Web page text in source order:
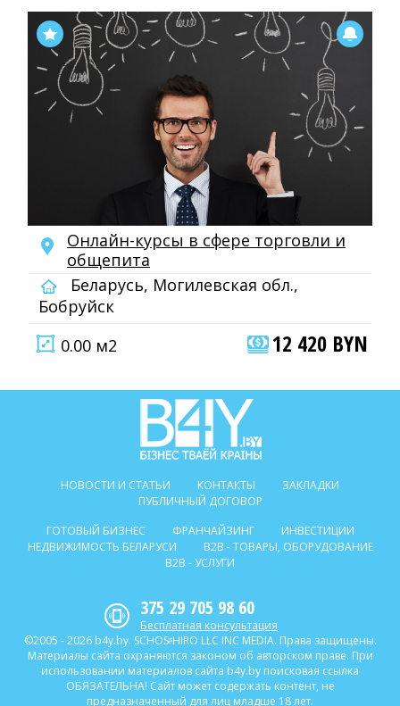
Онлайн-курсы в сфере торговли и
общепита
Беларусь, Могилевская обл.,
Бобруйск
0.00 м2
12 420 BYN
НОВОСТИ И СТАТЬИ КОНТАКТЫ
ЗАКЛАДКИ
ПУБЛИЧНЫЙ ДОГОВОР
ГОТОВЫЙ БИЗНЕС
ФРАНЧАЙЗИНГ
ИНВЕСТИЦИИ
НЕДВИЖИМОСТЬ БЕЛАРУСИ
B2B - ТОВАРЫ, ОБОРУДОВАНИЕ
B2B - УСЛУГИ
375 29 705 98 60
Бесплатная консультация
©2005 - 2026 b4y.by. SCHOSᶳHIRO LLC INC MEDIA. Права защищены.
Материалы сайта охраняются законом об авторском праве. При
использовании материалов сайта b4y.by поисковая ссылка
ОБЯЗАТЕЛЬНА! Сайт может содержать контент, не
предназначенный для лиц младше 18 лет.